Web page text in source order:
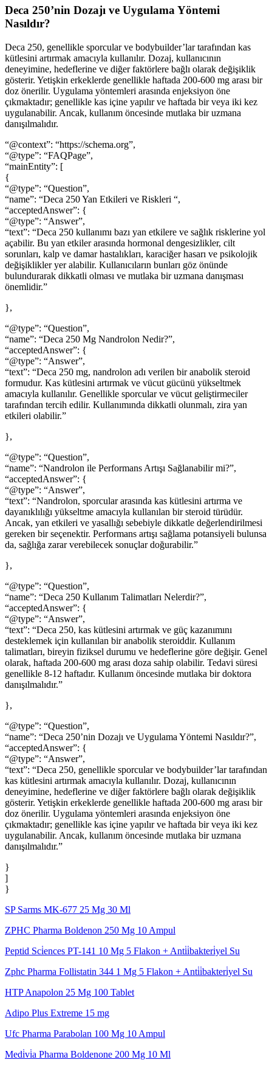
Deca 250’nin Dozajı ve Uygulama Yöntemi
Nasıldır?
Deca 250, genellikle sporcular ve bodybuilder’lar tarafından kas
kütlesini artırmak amacıyla kullanılır. Dozaj, kullanıcının
deneyimine, hedeflerine ve diğer faktörlere bağlı olarak değişiklik
gösterir. Yetişkin erkeklerde genellikle haftada 200-600 mg arası bir
doz önerilir. Uygulama yöntemleri arasında enjeksiyon öne
çıkmaktadır; genellikle kas içine yapılır ve haftada bir veya iki kez
uygulanabilir. Ancak, kullanım öncesinde mutlaka bir uzmana
danışılmalıdır.
“@context”: “https://schema.org”,
“@type”: “FAQPage”,
“mainEntity”: [
{
“@type”: “Question”,
“name”: “Deca 250 Yan Etkileri ve Riskleri “,
“acceptedAnswer”: {
“@type”: “Answer”,
“text”: “Deca 250 kullanımı bazı yan etkilere ve sağlık risklerine yol
açabilir. Bu yan etkiler arasında hormonal dengesizlikler, cilt
sorunları, kalp ve damar hastalıkları, karaciğer hasarı ve psikolojik
değişiklikler yer alabilir. Kullanıcıların bunları göz önünde
bulundurarak dikkatli olması ve mutlaka bir uzmana danışması
önemlidir.”
},
“@type”: “Question”,
“name”: “Deca 250 Mg Nandrolon Nedir?”,
“acceptedAnswer”: {
“@type”: “Answer”,
“text”: “Deca 250 mg, nandrolon adı verilen bir anabolik steroid
formudur. Kas kütlesini artırmak ve vücut gücünü yükseltmek
amacıyla kullanılır. Genellikle sporcular ve vücut geliştirmeciler
tarafından tercih edilir. Kullanımında dikkatli olunmalı, zira yan
etkileri olabilir.”
},
“@type”: “Question”,
“name”: “Nandrolon ile Performans Artışı Sağlanabilir mi?”,
“acceptedAnswer”: {
“@type”: “Answer”,
“text”: “Nandrolon, sporcular arasında kas kütlesini artırma ve
dayanıklılığı yükseltme amacıyla kullanılan bir steroid türüdür.
Ancak, yan etkileri ve yasallığı sebebiyle dikkatle değerlendirilmesi
gereken bir seçenektir. Performans artışı sağlama potansiyeli bulunsa
da, sağlığa zarar verebilecek sonuçlar doğurabilir.”
},
“@type”: “Question”,
“name”: “Deca 250 Kullanım Talimatları Nelerdir?”,
“acceptedAnswer”: {
“@type”: “Answer”,
“text”: “Deca 250, kas kütlesini artırmak ve güç kazanımını
desteklemek için kullanılan bir anabolik steroiddir. Kullanım
talimatları, bireyin fiziksel durumu ve hedeflerine göre değişir. Genel
olarak, haftada 200-600 mg arası doza sahip olabilir. Tedavi süresi
genellikle 8-12 haftadır. Kullanım öncesinde mutlaka bir doktora
danışılmalıdır.”
},
“@type”: “Question”,
“name”: “Deca 250’nin Dozajı ve Uygulama Yöntemi Nasıldır?”,
“acceptedAnswer”: {
“@type”: “Answer”,
“text”: “Deca 250, genellikle sporcular ve bodybuilder’lar tarafından
kas kütlesini artırmak amacıyla kullanılır. Dozaj, kullanıcının
deneyimine, hedeflerine ve diğer faktörlere bağlı olarak değişiklik
gösterir. Yetişkin erkeklerde genellikle haftada 200-600 mg arası bir
doz önerilir. Uygulama yöntemleri arasında enjeksiyon öne
çıkmaktadır; genellikle kas içine yapılır ve haftada bir veya iki kez
uygulanabilir. Ancak, kullanım öncesinde mutlaka bir uzmana
danışılmalıdır.”
}
]
}
SP Sarms MK-677 25 Mg 30 Ml
ZPHC Pharma Boldenon 250 Mg 10 Ampul
Peptid Sci̇ences PT-141 10 Mg 5 Flakon + Anti̇i̇bakteri̇yel Su
Zphc Pharma Follistatin 344 1 Mg 5 Flakon + Anti̇i̇bakteri̇yel Su
HTP Anapolon 25 Mg 100 Tablet
Adipo Plus Extreme 15 mg
Ufc Pharma Parabolan 100 Mg 10 Ampul
Medi̇vi̇a Pharma Boldenone 200 Mg 10 Ml